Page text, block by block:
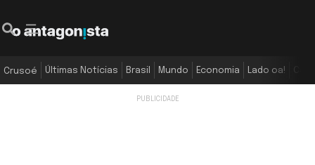
Crusoé Últimas Notícias Brasil Mundo Economia Lado oa!